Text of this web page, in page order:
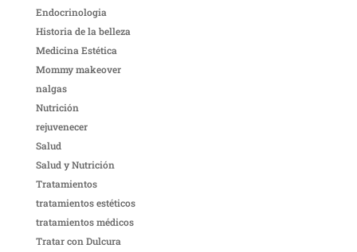
Endocrinologia
Historia de la belleza
Medicina Estética
Mommy makeover
nalgas
Nutrición
rejuvenecer
Salud
Salud y Nutrición
Tratamientos
tratamientos estéticos
tratamientos médicos
Tratar con Dulcura